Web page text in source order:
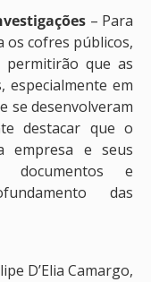
– Para
os cofres públicos,
que as
especialmente em
se desenvolveram
destacar que o
empresa e seus
documentos e
das
D’Elia Camargo,